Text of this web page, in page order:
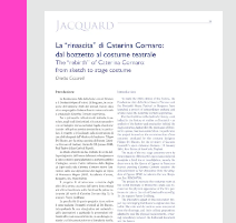
Contatti
Eng